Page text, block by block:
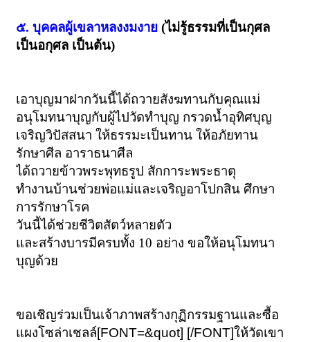
๕. บุคคลผู้เขลาหลงงมงาย (ไม่รู้ธรรมที่เป็นกุศล
เป็นอกุศล เป็นต้น)
เอาบุญมาฝากวันนี้ได้ถวายสังฆทานกับคุณแม่
อนุโมทนาบุญกับผู้ไปวัดทำบุญ กรวดน้ำอุทิศบุญ
เจริญวิปัสสนา ให้ธรรมะเป็นทาน ให้อภัยทาน
รักษาศีล อาราธนาศีล
ได้ถวายข้าวพระพุทธรูป สักการะพระธาตุ
ทำงานบ้านช่วยพ่อแม่และเจริญอาโปกสิน ศึกษา
การรักษาโรค
วันนี้ได้ช่วยชีวิตสัตว์หลายตัว
และสร้างบารมีครบทั้ง 10 อย่าง ขอให้อนุโมทนา
บุญด้วย
ขอเชิญร่วมเป็นเจ้าภาพสร้างกุฏิกรรมฐานและซื้อ
แผงโซล่าเชลล์[FONT=&quot] [/FONT]ให้วัดเขา